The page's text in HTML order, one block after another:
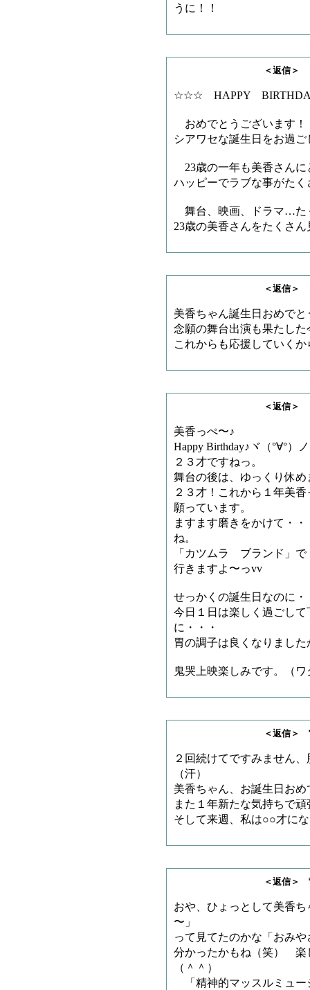
うに！！
＜返信＞ MASUMI
☆☆☆ HAPPY
おめでとうございます
シアワセな誕生日をお過
23歳の一年も美香さん
ハッピーでラブな事がた
舞台、映画、ドラマ…た
23歳の美香さんをたくさ
＜返信＞ ヒイロさ
美香ちゃん誕生日おめで
念願の舞台出演も果たし
これからも応援していく
＜返信＞ もんちゃ
美香っぺ〜♪
Happy Birthday♪ヾ（°∀°）
２３才ですねっ。
舞台の後は、ゆっくり休
２３才！これから１年美
願っています。
ますます磨きをかけて・
ね。
「カツムラ ブランド」
行きますよ〜っvv
せっかくの誕生日なのに
今日１日は楽しく過ごし
に・・・
胃の調子は良くなりまし
鬼哭上映楽しみです。（ワ
＜返信＞ 雷神王さ
２回続けてですみません
（汗）
美香ちゃん、お誕生日お
また１年新たな気持ちで
そして来週、私は○○才に
＜返信＞ 雷神王さ
おや、ひょっとして美香
〜」
って見てたのかな「おみ
分かったかもね（笑） 楽
（＾＾）
「精神的マッスルミュ